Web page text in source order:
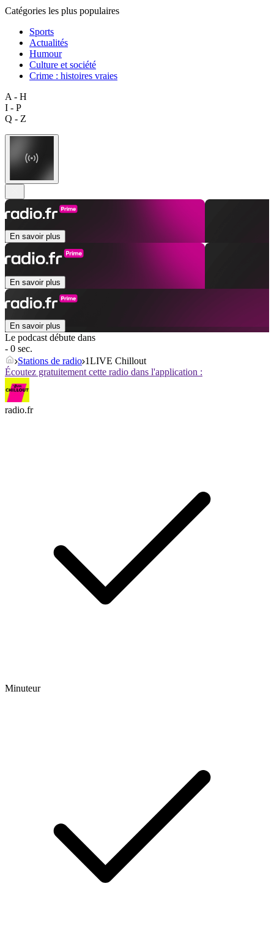
Catégories les plus populaires
Sports
Actualités
Humour
Culture et société
Crime : histoires vraies
A - H
I - P
Q - Z
En savoir plus
En savoir plus
En savoir plus
Le podcast débute dans
- 0 sec.
Stations de radio 1LIVE Chillout
Écoutez gratuitement cette radio dans l'application :
radio.fr
Minuteur